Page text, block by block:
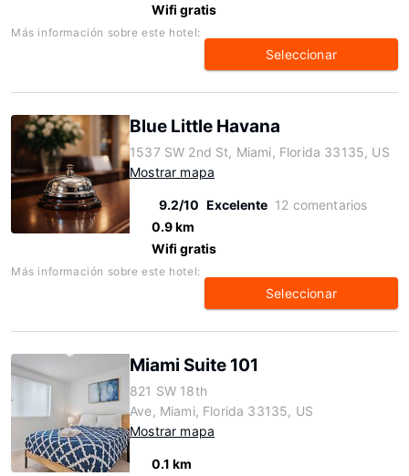
Wifi gratis
Más información sobre este hotel:
Seleccionar
Blue Little Havana
1537 SW 2nd St, Miami, Florida 33135, US
Mostrar mapa
9.2/10 Excelente 12 comentarios
0.9 km
Wifi gratis
Más información sobre este hotel:
Seleccionar
Miami Suite 101
821 SW 18th
Ave, Miami, Florida 33135, US
Mostrar mapa
0.1 km